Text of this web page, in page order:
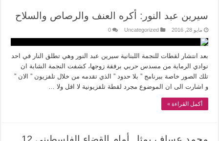
سيرين عبد النور: أكره العنف والرصاص والسلاح
مايو 28, 2016 Uncategorized
0
بعد انتشار لقطات للنجمة اللبنانية سيرين عبد النور وهي تطلق النار في احد
نوادي الرماية من مسدس حربي برفقة زوجها، كشفت النجمة الشابة ان
تلك الصور خاصة ببرنامج ” بلا حدود ” الذي تقدمه من خلال تلفزيون ” الان ”
و اشارت الى ان الموضوع مجرد لقطة تلفزيونية لا اقل ولا …
أكمل القراءة »